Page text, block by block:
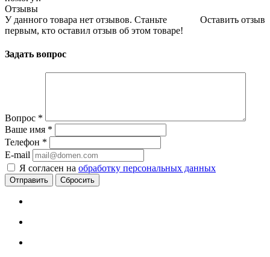
Отзывы
Оставить отзыв
У данного товара нет отзывов. Станьте
первым, кто оставил отзыв об этом товаре!
Задать вопрос
Вопрос *
Ваше имя *
Телефон *
E-mail
Я согласен на обработку персональных данных
Сбросить